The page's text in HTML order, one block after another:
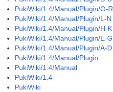
PukiWiki/1.4/Manual/Plugin/O-R
PukiWiki/1.4/Manual/Plugin/L-N
PukiWiki/1.4/Manual/Plugin/H-K
PukiWiki/1.4/Manual/Plugin/E-G
PukiWiki/1.4/Manual/Plugin/A-D
PukiWiki/1.4/Manual/Plugin
PukiWiki/1.4/Manual
PukiWiki/1.4
PukiWiki